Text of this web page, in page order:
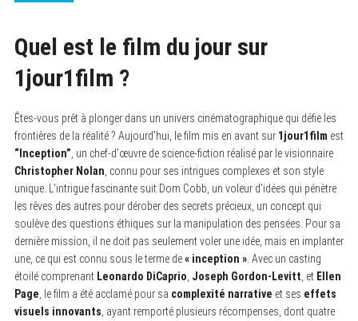
Quel est le film du jour sur
1jour1film ?
Êtes-vous prêt à plonger dans un univers cinématographique qui défie les
frontières de la réalité ? Aujourd’hui, le film mis en avant sur 1jour1film est
“Inception” , un chef-d’œuvre de science-fiction réalisé par le visionnaire
Christopher Nolan , connu pour ses intrigues complexes et son style
unique. L’intrigue fascinante suit Dom Cobb, un voleur d’idées qui pénètre
les rêves des autres pour dérober des secrets précieux, un concept qui
soulève des questions éthiques sur la manipulation des pensées. Pour sa
dernière mission, il ne doit pas seulement voler une idée, mais en implanter
une, ce qui est connu sous le terme de« inception ». Avec un casting
étoilé comprenant Leonardo DiCaprio Joseph Gordon-Levitt , et Ellen
Page , le film a été acclamé pour sa complexité narrative et ses effets
visuels innovants , ayant remporté plusieurs récompenses, dont quatre